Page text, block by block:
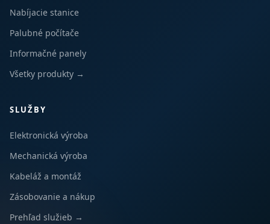
Nabíjacie stanice
Palubné počítače
Informačné panely
Všetky produkty →
SLUŽBY
Elektronická výroba
Mechanická výroba
Kabeláž a montáž
Zásobovanie a nákup
Prehľad služieb →